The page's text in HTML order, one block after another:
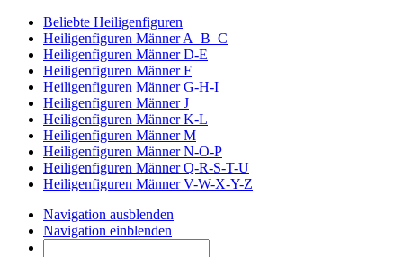
Beliebte Heiligenfiguren
Heiligenfiguren Männer A–B–C
Heiligenfiguren Männer D-E
Heiligenfiguren Männer F
Heiligenfiguren Männer G-H-I
Heiligenfiguren Männer J
Heiligenfiguren Männer K-L
Heiligenfiguren Männer M
Heiligenfiguren Männer N-O-P
Heiligenfiguren Männer Q-R-S-T-U
Heiligenfiguren Männer V-W-X-Y-Z
Navigation ausblenden
Navigation einblenden